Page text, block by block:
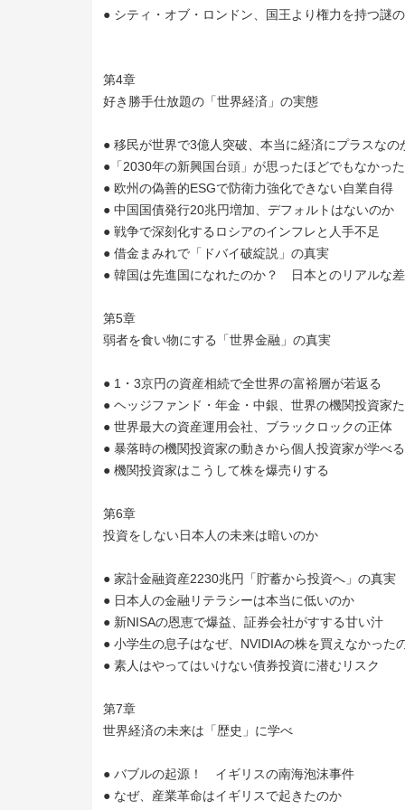
● シティ・オブ・ロンドン、国王より権力を持つ謎
第4章
好き勝手仕放題の「世界経済」の実態
● 移民が世界で3億人突破、本当に経済にプラスなの
●「2030年の新興国台頭」が思ったほどでもなかっ
● 欧州の偽善的ESGで防衛力強化できない自業自得
● 中国国債発行20兆円増加、デフォルトはないのか
● 戦争で深刻化するロシアのインフレと人手不足
● 借金まみれで「ドバイ破綻説」の真実
● 韓国は先進国になれたのか？ 日本とのリアルな差
第5章
弱者を食い物にする「世界金融」の真実
● 1・3京円の資産相続で全世界の富裕層が若返る
● ヘッジファンド・年金・中銀、世界の機関投資家
● 世界最大の資産運用会社、ブラックロックの正体
● 暴落時の機関投資家の動きから個人投資家が学べ
● 機関投資家はこうして株を爆売りする
第6章
投資をしない日本人の未来は暗いのか
● 家計金融資産2230兆円「貯蓄から投資へ」の真実
● 日本人の金融リテラシーは本当に低いのか
● 新NISAの恩恵で爆益、証券会社がすする甘い汁
● 小学生の息子はなぜ、NVIDIAの株を買えなかった
● 素人はやってはいけない債券投資に潜むリスク
第7章
世界経済の未来は「歴史」に学べ
● バブルの起源！ イギリスの南海泡沫事件
● なぜ、産業革命はイギリスで起きたのか